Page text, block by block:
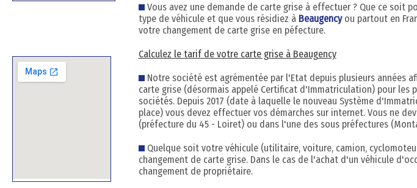
Vous avez une demande de carte grise à effectuer ? Que ce soit
type de véhicule et que vous résidiez à Beaugency ou partout en
votre changement de carte grise en péfecture.
Calculez le tarif de votre carte grise à Beaugency
Notre société est agrémentée par l'Etat depuis plusieurs années
carte grise (désormais appelé Certificat d'Immatriculation) pour les
sociétés. Depuis 2017 (date à laquelle le nouveau Système
place) vous devez effectuer vos démarches sur internet. Vous ne
(préfecture du 45 - Loiret) ou dans l'une des sous préfectures
Quelque soit votre véhicule (utilitaire, voiture, camion,
changement de carte grise. Dans le cas de l'achat d'un véhicule
changement de propriétaire.